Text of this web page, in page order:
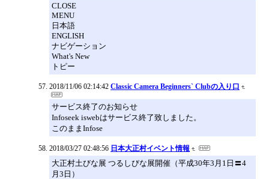
CLOSE
MENU
日本語
ENGLISH
ナビゲーション
What's New
トピー
2018/11/06 02:14:42 Classic Camera Beginners` Clubの入り口
サービス終了のお知らせ
Infoseek iswebはサービス終了致しました。
このままInfose
2018/03/27 02:48:56 日本大正村イベント情報
大正村土びな展 つるしびな展開催（平成30年3月1日〓4
月3日）